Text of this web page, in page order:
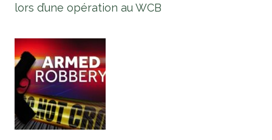
lors d’une opération au WCB